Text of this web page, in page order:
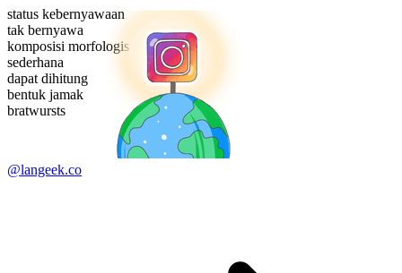
status kebernyawaan
tak bernyawa
komposisi morfologis
sederhana
dapat dihitung
bentuk jamak
bratwursts
@langeek.co